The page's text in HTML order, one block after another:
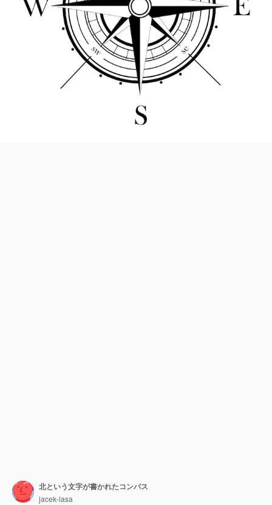
北という文字が書かれたコンパス
jacek-lasa